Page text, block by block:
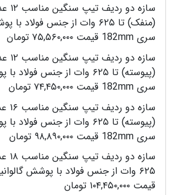
(منفک) تا ۶۲۵ وات از جنس فولاد
سری 182mm قیمت ۷۵,۵۶۰,۰۰۰ تومان
(پیوسته) تا ۶۲۵ وات از جنس
سری 182mm قیمت ۷۴,۴۵۰,۰۰۰ تومان
(پیوسته) تا ۶۲۵ وات از جنس
سری 182mm قیمت ۹۸,۸۹۰,۰۰۰ تومان
قیمت ۱۰۴,۴۵۰,۰۰۰ تومان